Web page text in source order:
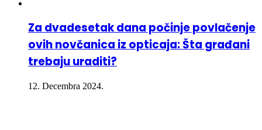
Za dvadesetak dana počinje povlačenje
ovih novčanica iz opticaja: Šta građani
trebaju uraditi?
12. Decembra 2024.